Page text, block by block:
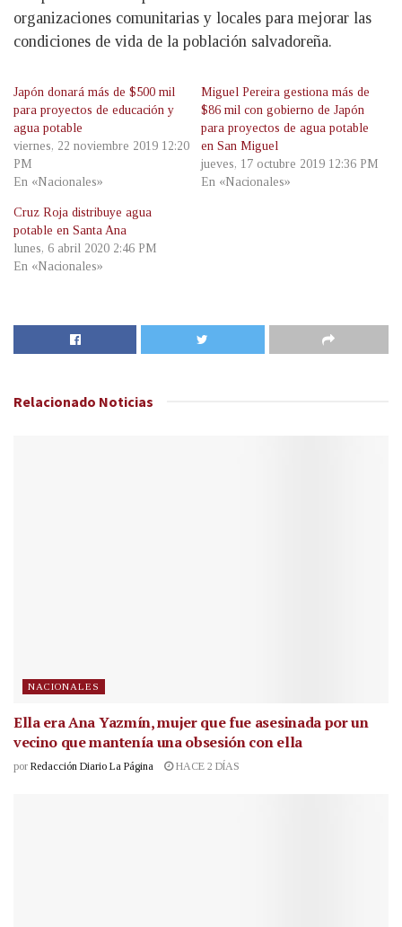
organizaciones comunitarias y locales para mejorar las
condiciones de vida de la población salvadoreña.
Japón donará más de $500 mil
para proyectos de educación y
agua potable
viernes, 22 noviembre 2019 12:20
PM
En «Nacionales»
Miguel Pereira gestiona más de
$86 mil con gobierno de Japón
para proyectos de agua potable
en San Miguel
jueves, 17 octubre 2019 12:36 PM
En «Nacionales»
Cruz Roja distribuye agua
potable en Santa Ana
lunes, 6 abril 2020 2:46 PM
En «Nacionales»
Relacionado Noticias
NACIONALES
Ella era Ana Yazmín, mujer que fue asesinada por un
vecino que mantenía una obsesión con ella
por Redacción Diario La Página HACE 2 DÍAS